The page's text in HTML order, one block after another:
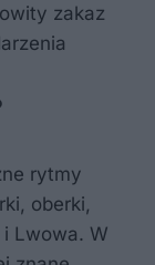
zakaz
rytmy
oberki,
Lwowa. W